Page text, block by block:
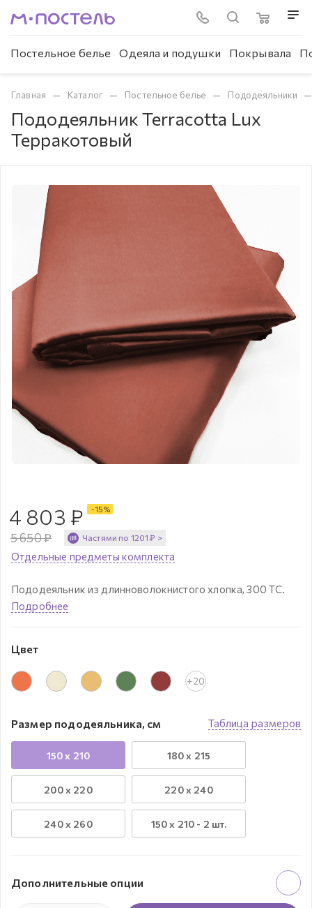
Постельное белье Одеяла и подушки Покрывала
Главная — Каталог — Постельное белье — Пододеяльники —
Пододеяльник Terracotta Lux
Терракотовый
4 803 ₽
5 650₽
-15%
Частями по 1201 ₽ >
Отдельные предметы комплекта
Пододеяльник из длинноволокнистого хлопка, 300 ТС.
Подробнее
Цвет
+20
Таблица размеров
Размер пододеяльника, см
150 x 210 180 x 215
200 x 220 220 x 240
240 х 260 150 х 210 - 2 шт.
Дополнительные опции